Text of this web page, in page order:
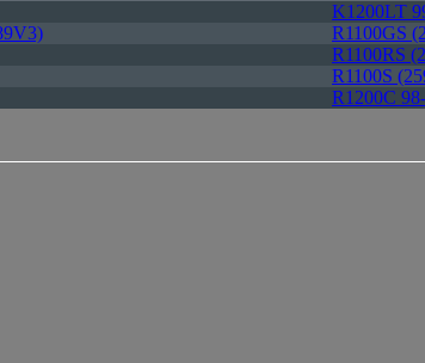
K1200LT
R1100GS
R1100RS
R1100S
R1200C